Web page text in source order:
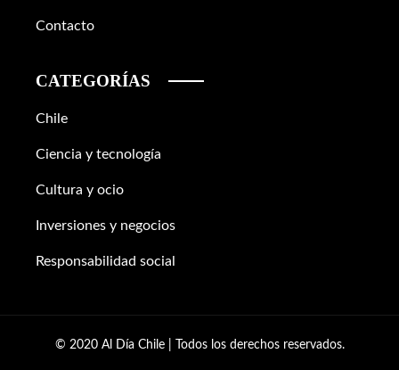
Contacto
CATEGORÍAS
Chile
Ciencia y tecnología
Cultura y ocio
Inversiones y negocios
Responsabilidad social
© 2020 Al Día Chile | Todos los derechos reservados.